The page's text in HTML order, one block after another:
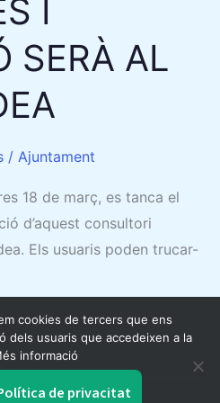
I
SERÀ AL
/ Ajuntament
18 de març, es tanca el
d’aquest consultori
Els usuaris poden trucar-
cookies de tercers que ens
dels usuaris que accedeixen a la
informació
de privacitat